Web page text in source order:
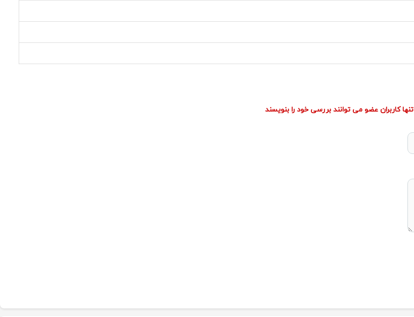
تنها کاربران عضو می توانند بررسی خود را بنویسند